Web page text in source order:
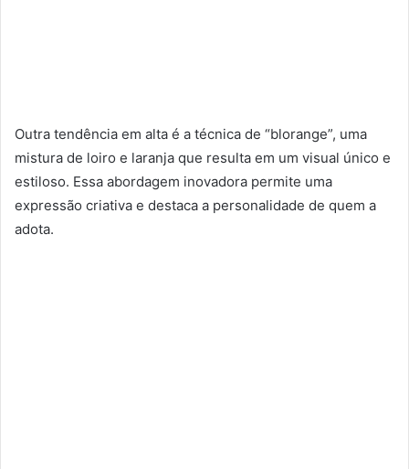
Outra tendência em alta é a técnica de “blorange”, uma
mistura de loiro e laranja que resulta em um visual único e
estiloso. Essa abordagem inovadora permite uma
expressão criativa e destaca a personalidade de quem a
adota.